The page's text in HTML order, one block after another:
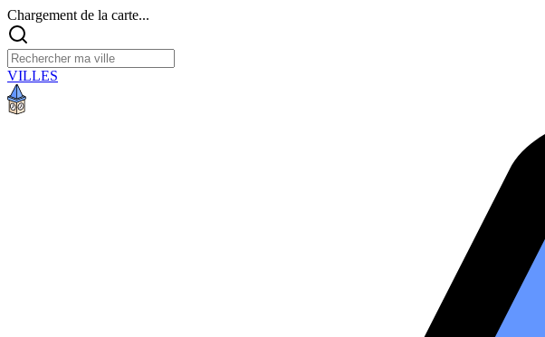
Chargement de la carte...
VILLES